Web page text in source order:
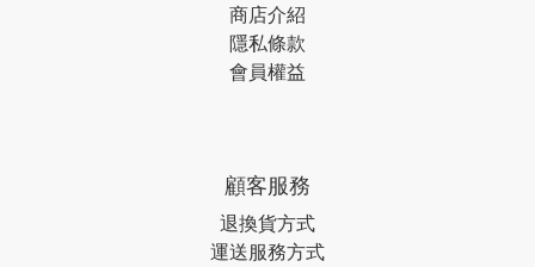
商店介紹
隱私條款
會員權益
顧客服務
退換貨方式
運送服務方式